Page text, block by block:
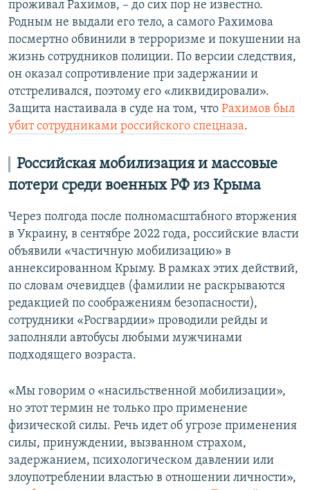
проживал Рахимов, – до сих пор не известно.
Родным не выдали его тело, а самого Рахимова
посмертно обвинили в терроризме и покушении на
жизнь сотрудников полиции. По версии следствия,
он оказал сопротивление при задержании и
отстреливался, поэтому его «ликвидировали».
Защита настаивала в суде на том, что Рахимов был
убит сотрудниками российского спецназа.
Российская мобилизация и массовые
потери среди военных РФ из Крыма
Через полгода после полномасштабного вторжения
в Украину, в сентябре 2022 года, российские власти
объявили «частичную мобилизацию» в
аннексированном Крыму. В рамках этих действий,
по словам очевидцев (фамилии не раскрываются
редакцией по соображениям безопасности),
сотрудники «Росгвардии» проводили рейды и
заполняли автобусы любыми мужчинами
подходящего возраста.
«Мы говорим о «насильственной мобилизации»,
но этот термин не только про применение
физической силы. Речь идет об угрозе применения
силы, принуждении, вызванном страхом,
задержанием, психологическом давлении или
злоупотреблении властью в отношении личности»,